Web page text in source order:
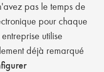
pas le temps de
pour chaque
utilise
déjà remarqué